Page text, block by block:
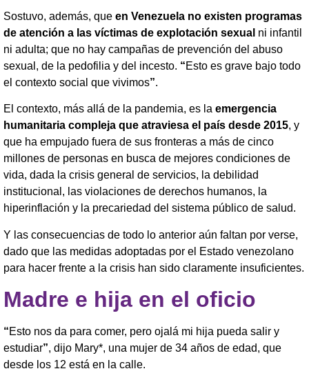
Sostuvo, además, que en Venezuela no existen programas
de atención a las víctimas de explotación sexual ni infantil
ni adulta; que no hay campañas de prevención del abuso
sexual, de la pedofilia y del incesto. “Esto es grave bajo todo
el contexto social que vivimos”.
El contexto, más allá de la pandemia, es la emergencia
humanitaria compleja que atraviesa el país desde 2015, y
que ha empujado fuera de sus fronteras a más de cinco
millones de personas en busca de mejores condiciones de
vida, dada la crisis general de servicios, la debilidad
institucional, las violaciones de derechos humanos, la
hiperinflación y la precariedad del sistema público de salud.
Y las consecuencias de todo lo anterior aún faltan por verse,
dado que las medidas adoptadas por el Estado venezolano
para hacer frente a la crisis han sido claramente insuficientes.
Madre e hija en el oficio
“Esto nos da para comer, pero ojalá mi hija pueda salir y
estudiar”, dijo Mary*, una mujer de 34 años de edad, que
desde los 12 está en la calle.